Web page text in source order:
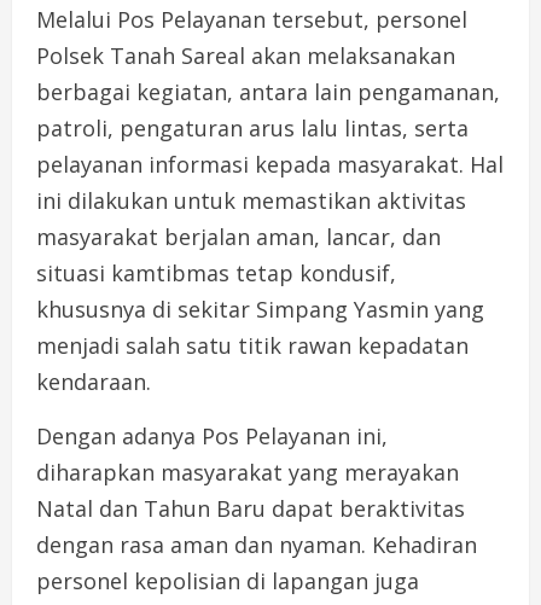
Melalui Pos Pelayanan tersebut, personel
Polsek Tanah Sareal akan melaksanakan
berbagai kegiatan, antara lain pengamanan,
patroli, pengaturan arus lalu lintas, serta
pelayanan informasi kepada masyarakat. Hal
ini dilakukan untuk memastikan aktivitas
masyarakat berjalan aman, lancar, dan
situasi kamtibmas tetap kondusif,
khususnya di sekitar Simpang Yasmin yang
menjadi salah satu titik rawan kepadatan
kendaraan.
Dengan adanya Pos Pelayanan ini,
diharapkan masyarakat yang merayakan
Natal dan Tahun Baru dapat beraktivitas
dengan rasa aman dan nyaman. Kehadiran
personel kepolisian di lapangan juga